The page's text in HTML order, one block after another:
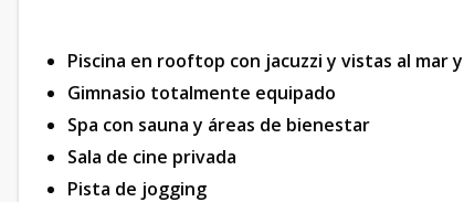
Piscina en rooftop con jacuzzi y vistas al mar
Gimnasio totalmente equipado
Spa con sauna y áreas de bienestar
Sala de cine privada
Pista de jogging